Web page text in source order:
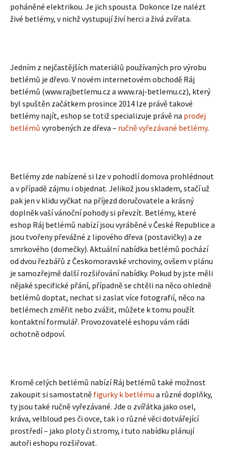
poháněné elektrikou. Je jich spousta. Dokonce lze nalézt
živé betlémy, v nichž vystupují živí herci a živá zvířata.
Jedním z nejčastějších materiálů používaných pro výrobu
betlémů je dřevo. V novém internetovém obchodě Ráj
betlémů (www.rajbetlemu.cz a www.raj-betlemu.cz), který
byl spuštěn začátkem prosince 2014 lze právě takové
betlémy najít, eshop se totiž specializuje právě na prodej
betlémů vyrobených ze dřeva – ručně vyřezávané betlémy.
Betlémy zde nabízené si lze v pohodlí domova prohlédnout
a v případě zájmu i objednat. Jelikož jsou skladem, stačí už
pak jen v klidu vyčkat na příjezd doručovatele a krásný
doplněk vaší vánoční pohody si převzít. Betlémy, které
eshop Ráj betlémů nabízí jsou vyráběné v České Republice a
jsou tvořeny převážné z lipového dřeva (postavičky) a ze
smrkového (domečky). Aktuální nabídka betlémů pochází
od dvou řezbářů z Českomoravské vrchoviny, ovšem v plánu
je samozřejmě další rozšiřování nabídky. Pokud by jste měli
nějaké specifické přání, případně se chtěli na něco ohledně
betlémů doptat, nechat si zaslat více fotografií, něco na
betlémech změřit nebo zvážit, můžete k tomu použít
kontaktní formulář. Provozovatelé eshopu vám rádi
ochotně odpoví.
Kromě celých betlémů nabízí Ráj betlémů také možnost
zakoupit si samostatně figurky k betlému a různé doplňky,
ty jsou také ručně vyřezávané. Jde o zvířátka jako osel,
kráva, velbloud pes či ovce, tak i o různé věci dotvářející
prostředí – jako ploty či stromy, i tuto nabídku plánují
autoři eshopu rozšiřovat.